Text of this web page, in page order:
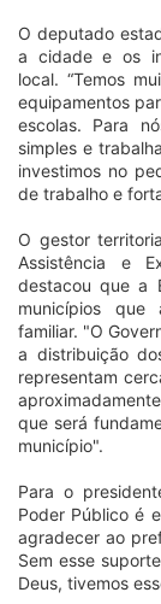
O deputado
a cidade e os
local. “Temos
equipamentos
escolas. Para
simples e
investimos no
de trabalho e
O gestor
Assistência e
destacou que a
municípios que
familiar. "O
a distribuição
representam
que será
município".
Para o
Poder Público é
agradecer ao
Sem esse
Deus, tivemos